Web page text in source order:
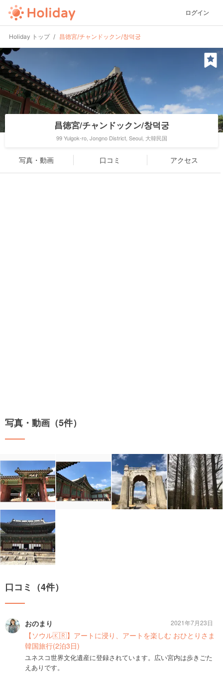
ログイン
Holiday トップ 昌徳宮/チャンドックン/창덕궁
昌徳宮/チャンドックン/창덕궁
99 Yulgok-ro, Jongno District, Seoul, 大韓民国
写真・動画 口コミ アクセス
写真・動画（5件）
口コミ（4件）
おのまり
【ソウル🇰🇷】アートに浸り、アートを楽しむ おひとりさま
韓国旅行(2泊3日)
ユネスコ世界文化遺産に登録されています。広い宮内は歩きごた
えありです。
2021年7月23日